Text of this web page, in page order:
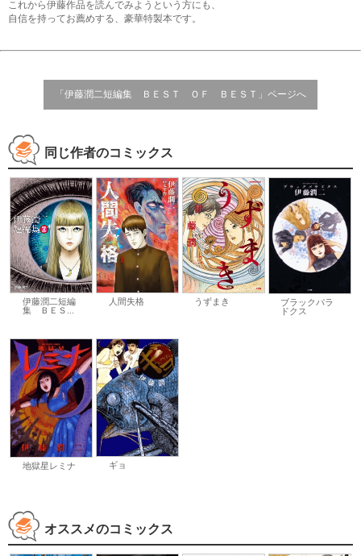
これから伊藤作品を読んでみようという方にも、
自信を持ってお薦めする、豪華特製本です。
「伊藤潤二短編集 ＢＥＳＴ ＯＦ ＢＥＳＴ」ページへ
同じ作者のコミックス
伊藤潤二短編
集 ＢＥＳ...
人間失格 うずまき
ブラックパラ
ドクス
地獄星レミナ ギョ
オススメのコミックス